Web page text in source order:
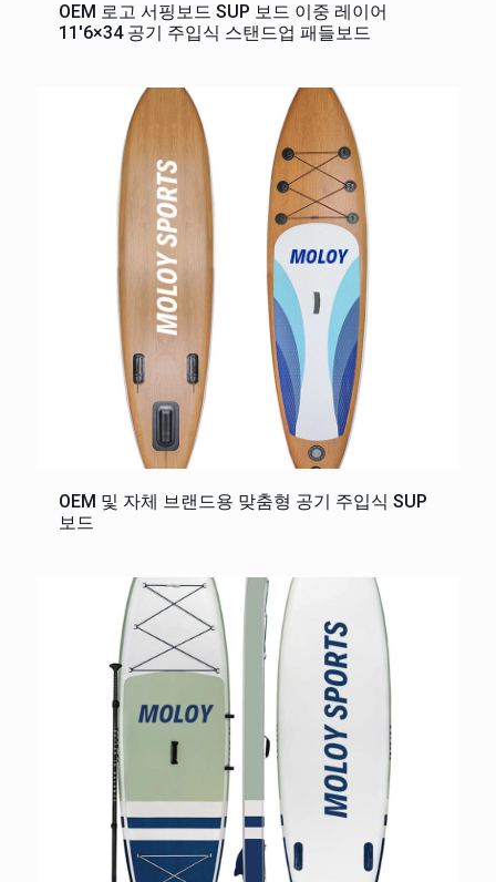
OEM 로고 서핑보드 SUP 보드 이중 레이어
11'6×34 공기 주입식 스탠드업 패들보드
OEM 및 자체 브랜드용 맞춤형 공기 주입식 SUP
보드